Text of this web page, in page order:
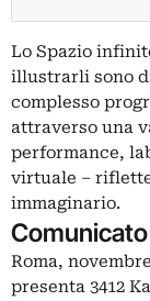
Lo Spazio
illustrarli sono
complesso
attraverso una
performance,
virtuale –
immaginario.
Roma,
presenta 3412